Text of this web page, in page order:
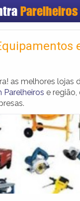
Parelheiros
Cadastrar
Criar conta
as melhores lojas
Parelheiros e